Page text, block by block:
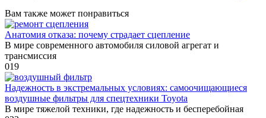
Вам также может понравиться
Анатомия отказа: почему страдает сцепление
В мире современного автомобиля силовой агрегат и
трансмиссия
019
Надежность в экстремальных условиях: самоочищающиеся
воздушные фильтры для спецтехники Toyota
В мире тяжелой техники, где надежность и бесперебойная